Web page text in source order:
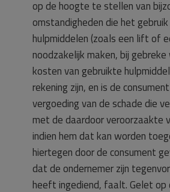
op de hoogte te stellen van
omstandigheden die het
hulpmiddelen (zoals een lift of
noodzakelijk maken, bij
kosten van gebruikte
rekening zijn, en is de
vergoeding van de schade die
met de daardoor veroorzaakte
indien hem dat kan worden
hiertegen door de consument
dat de ondernemer zijn
heeft ingediend, faalt. Gelet op